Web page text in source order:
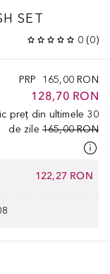
SET
0 (0)
PRP 165,00 RON
128,70 RON
preț din ultimele 30
de zile 165,00 RON
122,27 RON